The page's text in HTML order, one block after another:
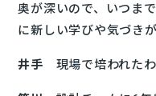
奥が深いので、いつま
に新しい学びや気づき
井手 現場で培われたわ